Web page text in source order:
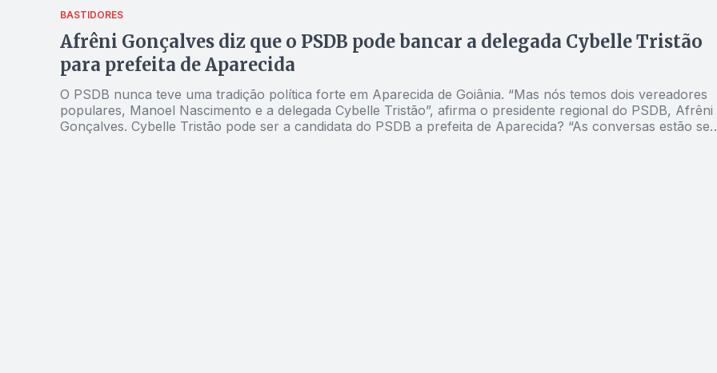
BASTIDORES
Afrêni Gonçalves diz que o PSDB pode bancar a delegada Cybelle Tristão
para prefeita de Aparecida
O PSDB nunca teve uma tradição política forte em Aparecida de Goiânia. “Mas nós temos dois vereadores
populares, Manoel Nascimento e a delegada Cybelle Tristão”, afirma o presidente regional do PSDB, Afrêni
Gonçalves. Cybelle Tristão pode ser a candidata do PSDB a prefeita de Aparecida? “As conversas estão se